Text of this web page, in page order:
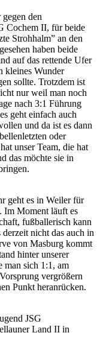
den
Cochem II, für beide
Strohhalm” an den
haben beide
auf das rettende Ufer
kleines Wunder
sollte. Trotzdem ist
nur weil man noch
nach 3:1 Führung
geht einfach auch
und da ist es dann
oder
unser Team, die hat
das möchte sie in
geht es in Weiler für
Im Moment läuft es
fußballerisch kann
nicht das auch in
von Masburg kommt
hinter unserer
man sich 1:1, am
vergrößern
Punkt heranrücken.
JSG
Land II in